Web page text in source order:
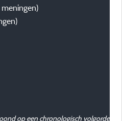
meningen)
op een chronologisch volgorde